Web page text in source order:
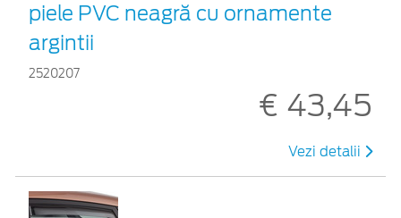
piele PVC neagră cu ornamente
argintii
2520207
€ 43,45
Vezi detalii